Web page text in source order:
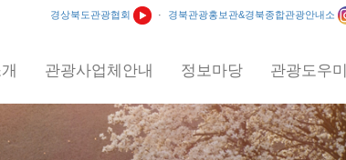
경상북도관광협회 · 경북관광홍보관&경북종합관광안내소
관광사업체안내 정보마당 관광도우미